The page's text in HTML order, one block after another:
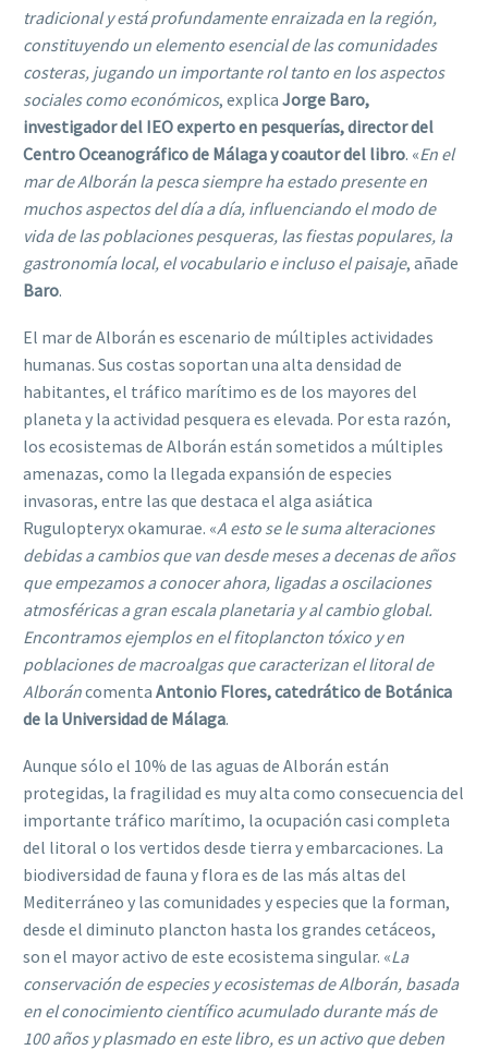
tradicional y está profundamente enraizada en la región,
constituyendo un elemento esencial de las comunidades
costeras, jugando un importante rol tanto en los aspectos
sociales como económicos, explica Jorge Baro,
investigador del IEO experto en pesquerías, director del
Centro Oceanográfico de Málaga y coautor del libro. «En el
mar de Alborán la pesca siempre ha estado presente en
muchos aspectos del día a día, influenciando el modo de
vida de las poblaciones pesqueras, las fiestas populares, la
gastronomía local, el vocabulario e incluso el paisaje, añade
Baro.
El mar de Alborán es escenario de múltiples actividades
humanas. Sus costas soportan una alta densidad de
habitantes, el tráfico marítimo es de los mayores del
planeta y la actividad pesquera es elevada. Por esta razón,
los ecosistemas de Alborán están sometidos a múltiples
amenazas, como la llegada expansión de especies
invasoras, entre las que destaca el alga asiática
Rugulopteryx okamurae. «A esto se le suma alteraciones
debidas a cambios que van desde meses a decenas de años
que empezamos a conocer ahora, ligadas a oscilaciones
atmosféricas a gran escala planetaria y al cambio global.
Encontramos ejemplos en el fitoplancton tóxico y en
poblaciones de macroalgas que caracterizan el litoral de
Alborán comenta Antonio Flores, catedrático de Botánica
de la Universidad de Málaga.
Aunque sólo el 10% de las aguas de Alborán están
protegidas, la fragilidad es muy alta como consecuencia del
importante tráfico marítimo, la ocupación casi completa
del litoral o los vertidos desde tierra y embarcaciones. La
biodiversidad de fauna y flora es de las más altas del
Mediterráneo y las comunidades y especies que la forman,
desde el diminuto plancton hasta los grandes cetáceos,
son el mayor activo de este ecosistema singular. «La
conservación de especies y ecosistemas de Alborán, basada
en el conocimiento científico acumulado durante más de
100 años y plasmado en este libro, es un activo que deben